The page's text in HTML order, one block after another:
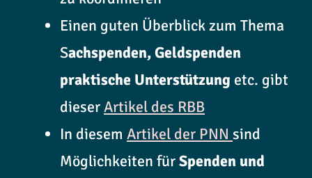
Einen guten Überblick zum Thema
Sachspenden, Geldspenden
praktische Unterstützung etc. gibt
dieserArtikel des RBB
In diesem Artikel der PNN sind
Möglichkeiten fürSpenden und